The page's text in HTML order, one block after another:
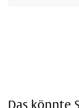
Das könnte